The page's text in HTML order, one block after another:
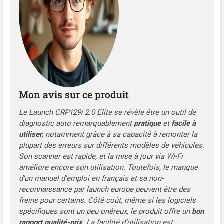
frein/huile/EPB/SAS/TPMS/BMS/AFS/AF
réinitialisation, codage d'injecteur, ABS purge,
réglage du papillon des gaz, DPF régénération👍
L'affichage graphique de la tension de la batterie
est plus facile et plus intuitif pour les moniteurs en
temps réel à vérifier. Il montre non seulement
quels codes de défaut, mais aussi clairement le
voyant check engine de votre véhicule après la
réparation du problème. 📢[4 Systeme Auto
Gesundheitsmonitor] - Sind Sie verwirrt über die
Warnleuchten für Motor, ABS, Airbag und
Getriebe, die ständig auf dem Armaturenbrett
blinken ? Avec le LAUNCH CRP129i 2.0 OBD2 auto
diagnosegerät, vous pouvez consulter les
données, afin de comprendre ce que les codes
d'erreur signifient, à quel point l'erreur est grave et
quelles sont les possibilités de la résoudre, avant
que vous n'entriez dans l'atelier. Après la
réparation, le code de la panne peut être changé
et la lampe témoin peut être remplacée. 👍
[Graphique de données en direct 4 en 1]+
Mon avis sur ce produit
Le Launch CRP129i 2.0 Elite se révèle être un outil de
diagnostic auto remarquablementpratiqueetfacile à
utiliser, notamment grâce à sa capacité à remonter la
plupart des erreurs sur différents modèles de véhicules.
Son scanner est rapide, et la mise à jour via Wi-Fi
améliore encore son utilisation. Toutefois, le manque
d’un manuel d’emploi en français et sa non-
reconnaissance par launch europe peuvent être des
freins pour certains. Côté coût, même si les logiciels
spécifiques sont un peu onéreux, le produit offre un bon